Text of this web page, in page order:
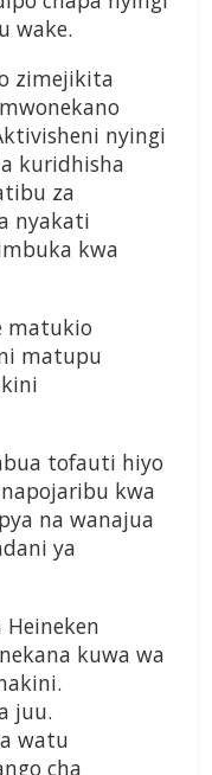
wake.
zimejikita
nyingi
kuridhisha
za
nyakati
kwa
matukio
matupu
tofauti hiyo
kwa
na wanajua
ya
kuwa wa
juu.
watu
cha